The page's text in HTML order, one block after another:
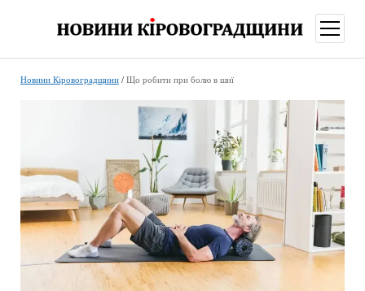
меню
Новини Кіровоградщини/ Що робити при болю в шиї